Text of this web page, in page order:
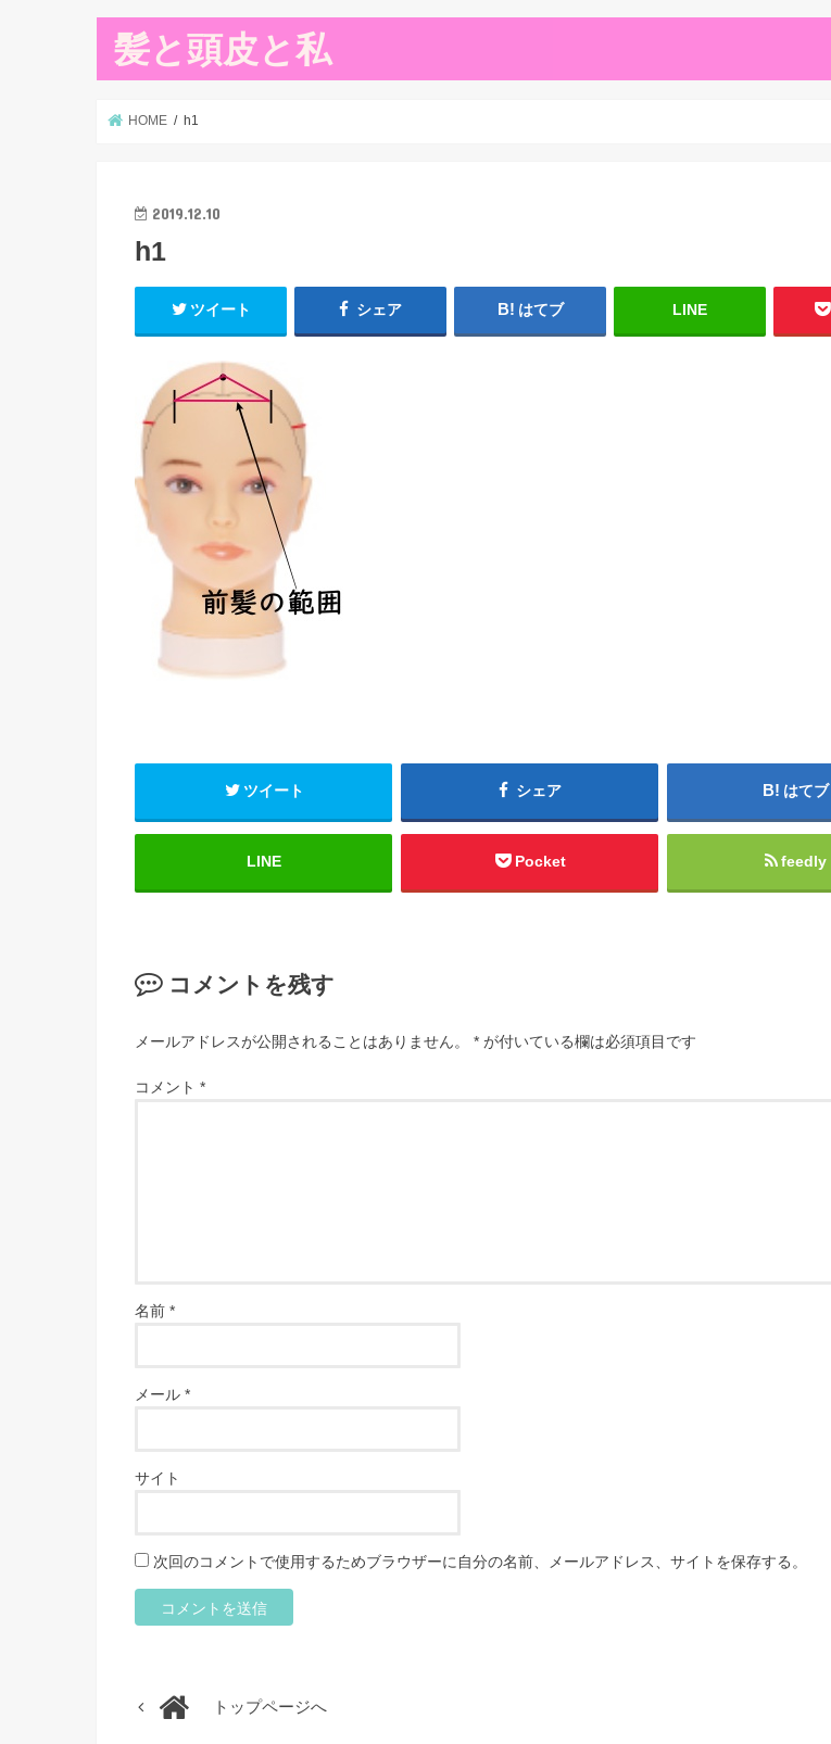
髪と頭皮と私
HOME h1
2019.12.10
h1
ツイート シェア はてブ LINE
ツイート シェア はてブ
LINE Pocket feedly
コメントを残す
メールアドレスが公開されることはありません。 * が付いている欄は必須項目です
コメント *
名前 *
メール *
サイト
次回のコメントで使用するためブラウザーに自分の名前、メールアドレス、サイトを保存する。
トップページへ